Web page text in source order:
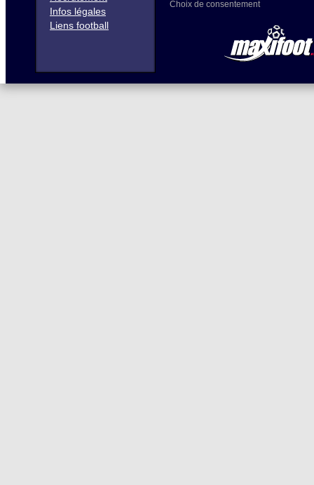
Infos légales
Liens football
Choix de consentement